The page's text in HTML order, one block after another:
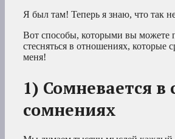
Я был там! Теперь я знаю, что так
Вот способы, которыми вы можете
стесняться в отношениях, которые
меня!
1) Сомневается в
сомнениях